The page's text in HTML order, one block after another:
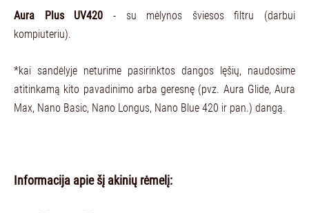
Aura Plus UV420 - su mėlynos šviesos filtru (darbui
kompiuteriu).
*kai sandėlyje neturime pasirinktos dangos lęšių, naudosime
atitinkamą kito pavadinimo arba geresnę (pvz. Aura Glide, Aura
Max, Nano Basic, Nano Longus, Nano Blue 420 ir pan.) dangą.
Informacija apie šį akinių rėmelį: